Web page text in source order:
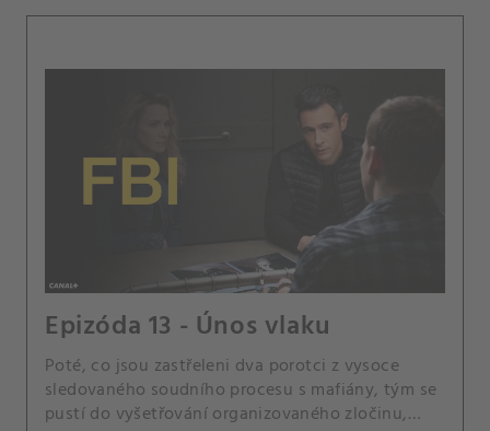
Epizóda 13 - Únos vlaku
Poté, co jsou zastřeleni dva porotci z vysoce
sledovaného soudního procesu s mafiány, tým se
pustí do vyšetřování organizovaného zločinu,